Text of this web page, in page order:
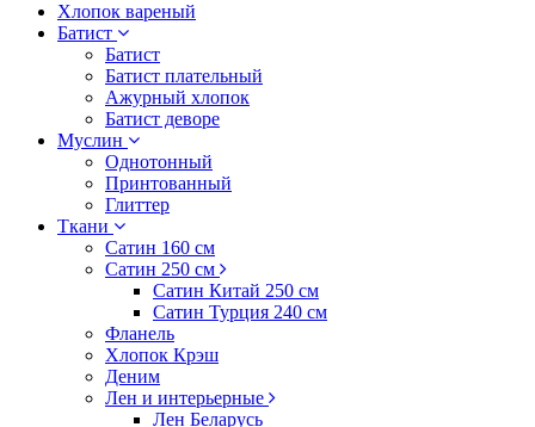
Хлопок вареный
Батист
Батист
Батист плательный
Ажурный хлопок
Батист деворе
Муслин
Однотонный
Принтованный
Глиттер
Ткани
Сатин 160 см
Сатин 250 см
Сатин Китай 250 см
Сатин Турция 240 см
Фланель
Хлопок Крэш
Деним
Лен и интерьерные
Лен Беларусь